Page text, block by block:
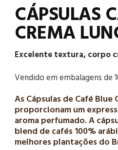
CÁPSULAS
CREMA
Excelente textura, corpo
Vendido em embalagens de
As Cápsulas de Café Blue
proporcionam um
aroma perfumado. A
blend de cafés 100%
melhores plantações do